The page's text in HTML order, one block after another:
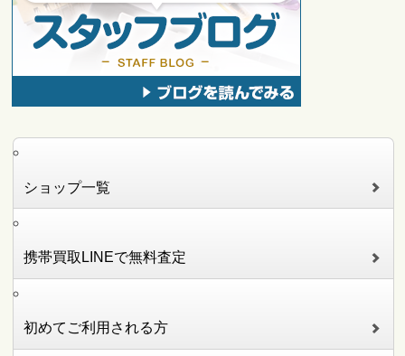
ショップ一覧
携帯買取LINEで無料査定
初めてご利用される方